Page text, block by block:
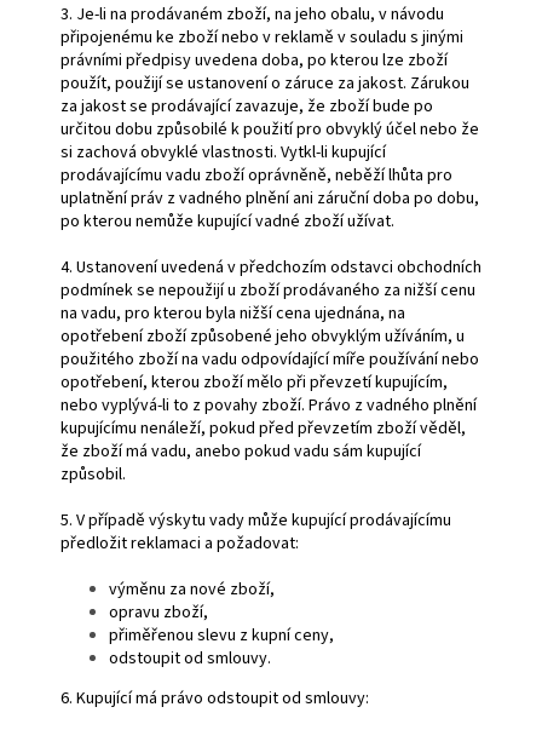
3. Je-li na prodávaném zboží, na jeho obalu, v návodu
připojenému ke zboží nebo v reklamě v souladu s jinými
právními předpisy uvedena doba, po kterou lze zboží
použít, použijí se ustanovení o záruce za jakost. Zárukou
za jakost se prodávající zavazuje, že zboží bude po
určitou dobu způsobilé k použití pro obvyklý účel nebo že
si zachová obvyklé vlastnosti. Vytkl-li kupující
prodávajícímu vadu zboží oprávněně, neběží lhůta pro
uplatnění práv z vadného plnění ani záruční doba po dobu,
po kterou nemůže kupující vadné zboží užívat.
4. Ustanovení uvedená v předchozím odstavci obchodních
podmínek se nepoužijí u zboží prodávaného za nižší cenu
na vadu, pro kterou byla nižší cena ujednána, na
opotřebení zboží způsobené jeho obvyklým užíváním, u
použitého zboží na vadu odpovídající míře používání nebo
opotřebení, kterou zboží mělo při převzetí kupujícím,
nebo vyplývá-li to z povahy zboží. Právo z vadného plnění
kupujícímu nenáleží, pokud před převzetím zboží věděl,
že zboží má vadu, anebo pokud vadu sám kupující
způsobil.
5. V případě výskytu vady může kupující prodávajícímu
předložit reklamaci a požadovat:
výměnu za nové zboží,
opravu zboží,
přiměřenou slevu z kupní ceny,
odstoupit od smlouvy.
6. Kupující má právo odstoupit od smlouvy: